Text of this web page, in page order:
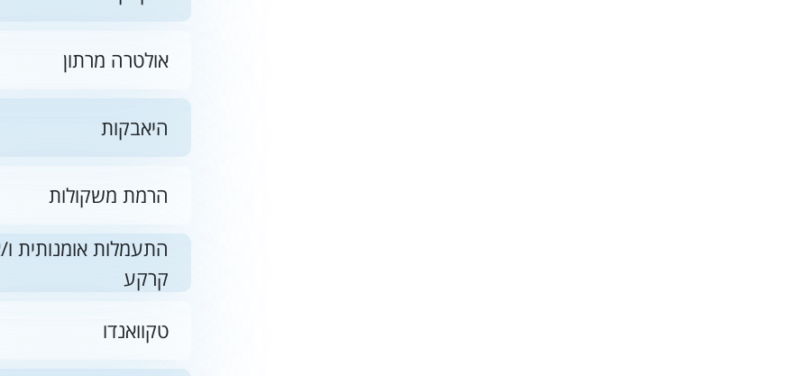
אולטרה מרתון
היאבקות
הרמת משקולות
התעמלות אומנותית
קרקע
טקוואנדו